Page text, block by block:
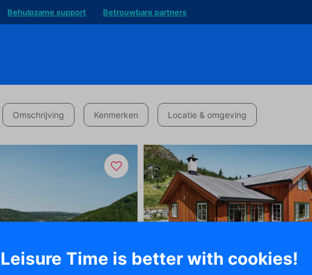
Behulpzame support Betrouwbare partners
Omschrijving Kenmerken Locatie & omgeving
Leisure Time is better with cookies!